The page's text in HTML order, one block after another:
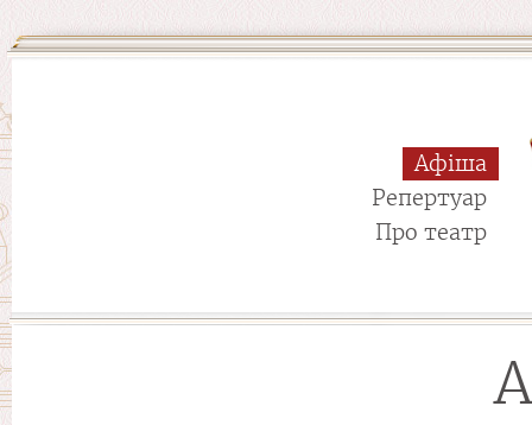
Афіша
Репертуар
Про театр